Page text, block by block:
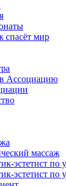
спасёт мир
Ассоциацию
массаж
эстетист по
эстетист по